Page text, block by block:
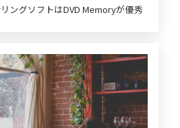
ングソフトはDVD Memoryが優秀